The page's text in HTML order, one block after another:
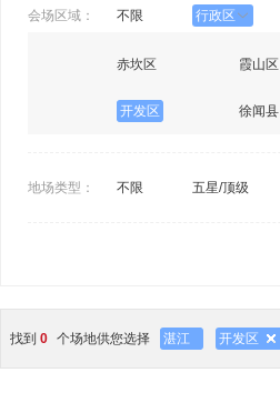
会场区域： 不限 行政区
赤坎区 霞山区
开发区 徐闻县
地场类型： 不限 五星/顶级
找到 0 个场地供您选择 湛江 开发区